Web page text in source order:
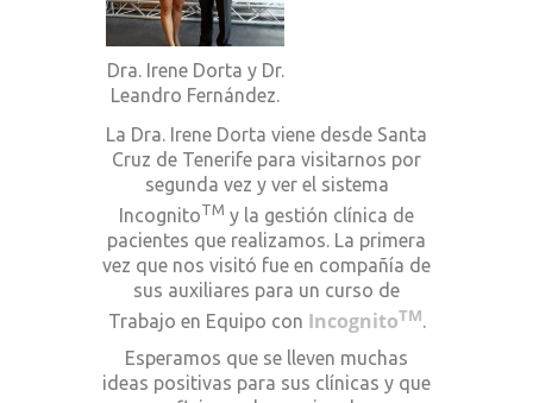
Dra. Irene Dorta y Dr.
Leandro Fernández.
La Dra. Irene Dorta viene desde Santa
Cruz de Tenerife para visitarnos por
segunda vez y ver el sistema
IncognitoTM y la gestión clínica de
pacientes que realizamos. La primera
vez que nos visitó fue en compañía de
sus auxiliares para un curso de
Trabajo en Equipo con IncognitoTM.
Esperamos que se lleven muchas
ideas positivas para sus clínicas y que